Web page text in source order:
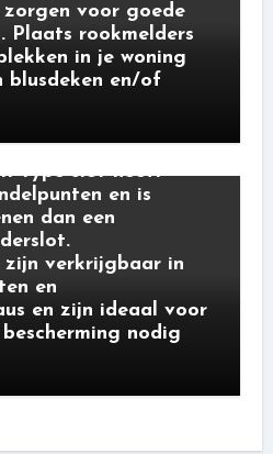
voor goede
Plaats rookmelders
in je woning
blusdeken en/of
is het
type slot heeft
en is
dan een
zijn verkrijgbaar in
en
en zijn ideaal voor
nodig